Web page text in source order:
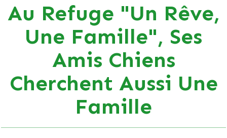
Au Refuge "Un Rêve,
Une Famille", Ses
Amis Chiens
Cherchent Aussi Une
Famille